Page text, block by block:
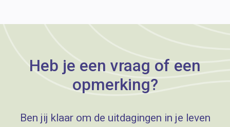
Heb je een vraag of een
opmerking?
Ben jij klaar om de uitdagingen in je leven